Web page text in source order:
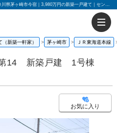
茅ヶ崎市今宿第14 新築戸建 1号棟 全2棟 神奈川県茅ヶ崎市今宿｜3,980万円の新築一戸建て｜センチュリー21富士ハウジング
新築一軒家） 茅ヶ崎市 ＪＲ東海道本線
第14 新築戸建 1号棟
お気に入り